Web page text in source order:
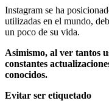
Instagram se ha
utilizadas en el mundo,
un poco de su vida.
Asimismo, al ver tantos
constantes
conocidos.
Evitar ser etiquetado